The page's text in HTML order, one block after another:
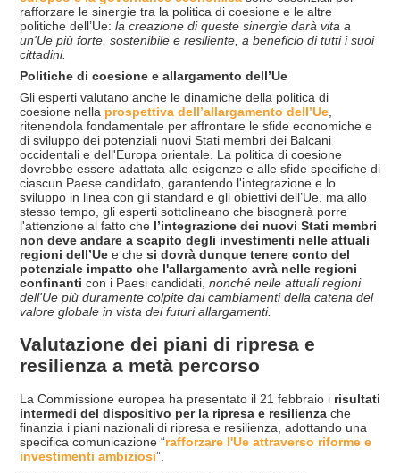
rafforzare le sinergie tra la politica di coesione e le altre
politiche dell’Ue: la creazione di queste sinergie darà vita a
un'Ue più forte, sostenibile e resiliente, a beneficio di tutti i suoi
cittadini.
Politiche di coesione e allargamento dell’Ue
Gli esperti valutano anche le dinamiche della politica di
coesione nella prospettiva dell’allargamento dell’Ue
ritenendola fondamentale per affrontare le sfide economiche e
di sviluppo dei potenziali nuovi Stati membri dei Balcani
occidentali e dell'Europa orientale. La politica di coesione
dovrebbe essere adattata alle esigenze e alle sfide specifiche di
ciascun Paese candidato, garantendo l'integrazione e lo
sviluppo in linea con gli standard e gli obiettivi dell’Ue, ma allo
stesso tempo, gli esperti sottolineano che bisognerà porre
l'attenzione al fatto che l’integrazione dei nuovi Stati membri
non deve andare a scapito degli investimenti nelle attuali
regioni dell’Ue e che si dovrà dunque tenere conto del
potenziale impatto che l'allargamento avrà nelle regioni
confinanti con i Paesi candidati, nonché nelle attuali regioni
dell'Ue più duramente colpite dai cambiamenti della catena del
valore globale in vista dei futuri allargamenti.
Valutazione dei piani di ripresa e
resilienza a metà percorso
La Commissione europea ha presentato il 21 febbraio i risultati
intermedi del dispositivo per la ripresa e resilienza che
finanzia i piani nazionali di ripresa e resilienza, adottando una
specifica comunicazione “rafforzare l'Ue attraverso riforme e
investimenti ambiziosi”.